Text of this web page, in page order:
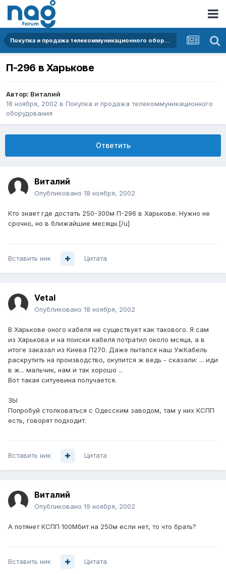
Покупка и продажа телекоммуникационного оборудования
П-296 в Харькове
Автор: Виталий
18 ноября, 2002 в Покупка и продажа телекоммуникационного
оборудования
Ответить
Виталий
Опубликовано 18 ноября, 2002
Кто знает где достать 250-300м П-296 в Харькове. Нужно не
срочно, но в ближайшие месяцы.[/u]
Вставить ник Цитата
Vetal
Опубликовано 18 ноября, 2002
В Харькове оного кабеля не существует как такового. Я сам
из Харькова и на поиски кабеля потратил около мсяца, а в
итоге заказал из Киева П270. Даже пытался наш УжКабель
раскрутить на производство, окупится ж ведь - сказали: ... иди
в ж... мальчик, нам и так хорошо ...
Вот такая ситуевина получается.
ЗЫ
Попробуй столковаться с Одесским заводом, там у них КСПП
есть, говорят подходит.
Вставить ник Цитата
Виталий
Опубликовано 19 ноября, 2002
А потянет КСПП 100Мбит на 250м если нет, то что брать?
Вставить ник Цитата